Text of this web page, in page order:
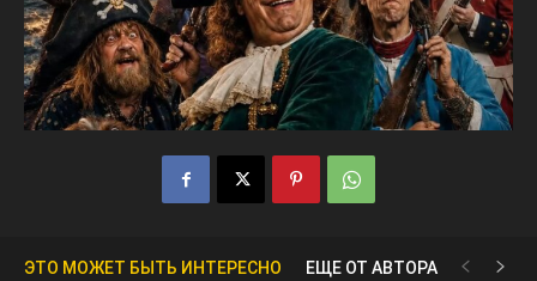
ЭТО МОЖЕТ БЫТЬ ИНТЕРЕСНО ЕЩЕ ОТ АВТОРА